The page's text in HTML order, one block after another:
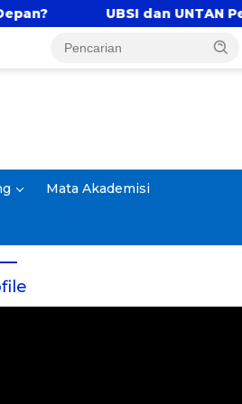
UNTAN Perkuat Tri Dharma
Mata Akademisi